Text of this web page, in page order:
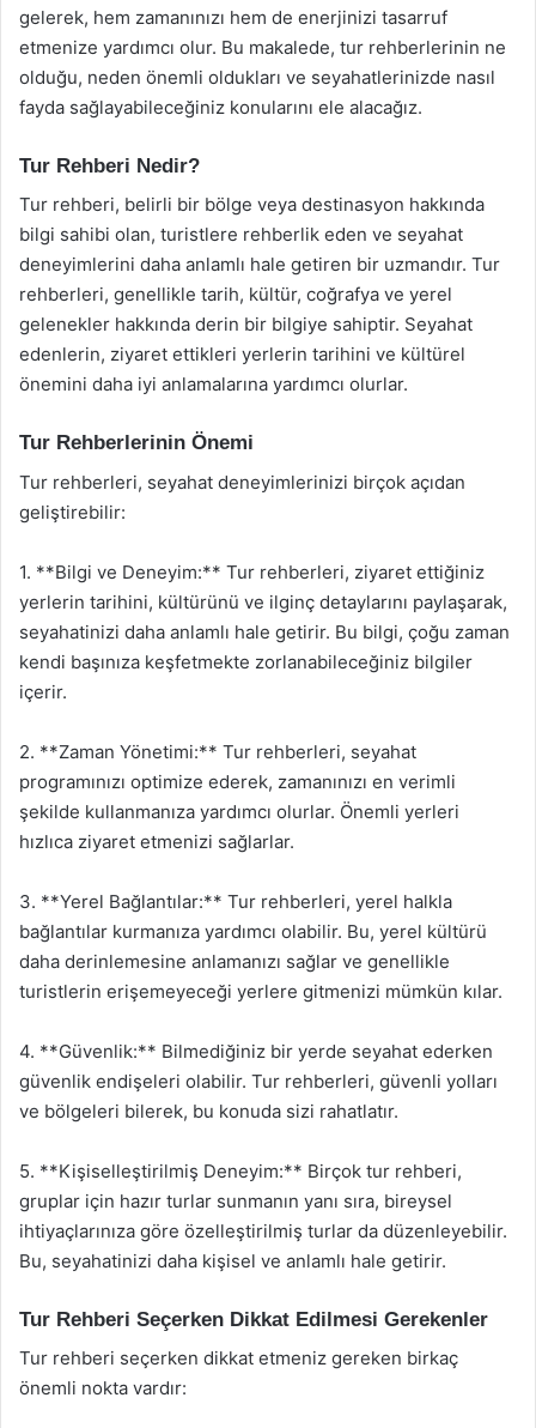
gelerek, hem zamanınızı hem de enerjinizi tasarruf
etmenize yardımcı olur. Bu makalede, tur rehberlerinin ne
olduğu, neden önemli oldukları ve seyahatlerinizde nasıl
fayda sağlayabileceğiniz konularını ele alacağız.
Tur Rehberi Nedir?
Tur rehberi, belirli bir bölge veya destinasyon hakkında
bilgi sahibi olan, turistlere rehberlik eden ve seyahat
deneyimlerini daha anlamlı hale getiren bir uzmandır. Tur
rehberleri, genellikle tarih, kültür, coğrafya ve yerel
gelenekler hakkında derin bir bilgiye sahiptir. Seyahat
edenlerin, ziyaret ettikleri yerlerin tarihini ve kültürel
önemini daha iyi anlamalarına yardımcı olurlar.
Tur Rehberlerinin Önemi
Tur rehberleri, seyahat deneyimlerinizi birçok açıdan
geliştirebilir:
1. **Bilgi ve Deneyim:** Tur rehberleri, ziyaret ettiğiniz
yerlerin tarihini, kültürünü ve ilginç detaylarını paylaşarak,
seyahatinizi daha anlamlı hale getirir. Bu bilgi, çoğu zaman
kendi başınıza keşfetmekte zorlanabileceğiniz bilgiler
içerir.
2. **Zaman Yönetimi:** Tur rehberleri, seyahat
programınızı optimize ederek, zamanınızı en verimli
şekilde kullanmanıza yardımcı olurlar. Önemli yerleri
hızlıca ziyaret etmenizi sağlarlar.
3. **Yerel Bağlantılar:** Tur rehberleri, yerel halkla
bağlantılar kurmanıza yardımcı olabilir. Bu, yerel kültürü
daha derinlemesine anlamanızı sağlar ve genellikle
turistlerin erişemeyeceği yerlere gitmenizi mümkün kılar.
4. **Güvenlik:** Bilmediğiniz bir yerde seyahat ederken
güvenlik endişeleri olabilir. Tur rehberleri, güvenli yolları
ve bölgeleri bilerek, bu konuda sizi rahatlatır.
5. **Kişiselleştirilmiş Deneyim:** Birçok tur rehberi,
gruplar için hazır turlar sunmanın yanı sıra, bireysel
ihtiyaçlarınıza göre özelleştirilmiş turlar da düzenleyebilir.
Bu, seyahatinizi daha kişisel ve anlamlı hale getirir.
Tur Rehberi Seçerken Dikkat Edilmesi Gerekenler
Tur rehberi seçerken dikkat etmeniz gereken birkaç
önemli nokta vardır: